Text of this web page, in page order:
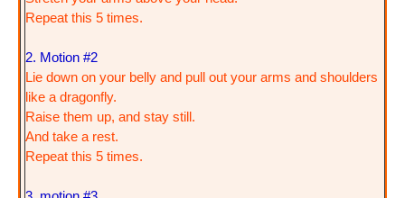
Repeat this 5 times.
2. Motion #2
Lie down on your belly and pull out your arms and shoulders
like a dragonfly.
Raise them up, and stay still.
And take a rest.
Repeat this 5 times.